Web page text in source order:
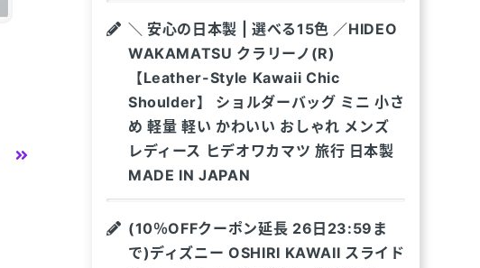
＼ 安心の日本製 | 選べる15色 ／HIDEO
WAKAMATSU クラリーノ(R)
【Leather-Style Kawaii Chic
Shoulder】 ショルダーバッグ ミニ 小さ
め 軽量 軽い かわいい おしゃれ メンズ
レディース ヒデオワカマツ 旅行 日本製
MADE IN JAPAN
(10％OFFクーポン延長 26日23:59ま
で)ディズニー OSHIRI KAWAII スライド